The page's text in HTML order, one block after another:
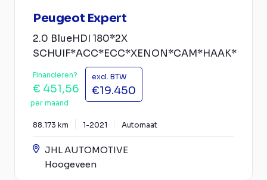
Peugeot Expert
2.0 BlueHDI 180*2X
SCHUIF*ACC*ECC*XENON*CAM*HAAK*
Financieren?
€ 451,56
per maand
excl. BTW
€19.450
88.173 km 1-2021 Automaat
JHL AUTOMOTIVE
Hoogeveen